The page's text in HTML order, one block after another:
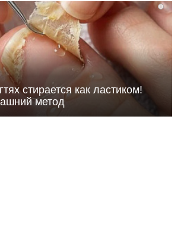
i
стирается как ластиком!
метод